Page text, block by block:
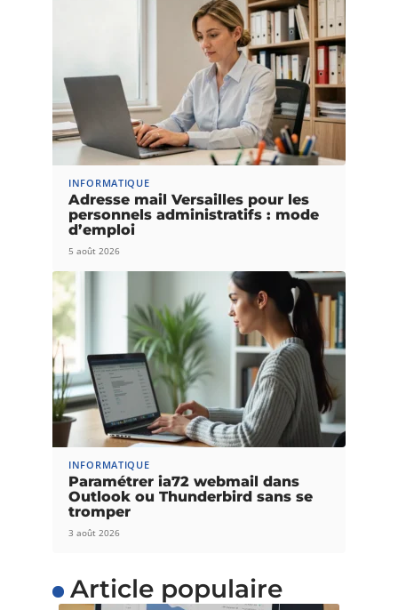
INFORMATIQUE
Adresse mail Versailles pour les
personnels administratifs : mode
d’emploi
5 août 2026
INFORMATIQUE
Paramétrer ia72 webmail dans
Outlook ou Thunderbird sans se
tromper
3 août 2026
Article populaire